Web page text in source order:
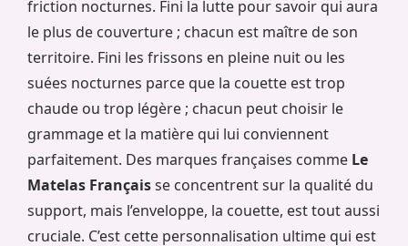
friction nocturnes. Fini la lutte pour savoir qui aura
le plus de couverture ; chacun est maître de son
territoire. Fini les frissons en pleine nuit ou les
suées nocturnes parce que la couette est trop
chaude ou trop légère ; chacun peut choisir le
grammage et la matière qui lui conviennent
parfaitement. Des marques françaises comme Le
Matelas Françaisse concentrent sur la qualité du
support, mais l’enveloppe, la couette, est tout aussi
cruciale. C’est cette personnalisation ultime qui est